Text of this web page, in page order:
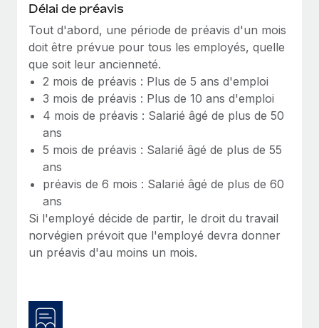
Création d’entité
Établissez des entités rapidement et en toute
conformité
Mobilité et déménagement international
Organisez facilement le déménagement de vos
employés
Avantages sociaux
Gérez facilement les avantages sociaux
Explorer le blog
BLOG
Mises à jour des produits de Remote :
Intégrations Gusto et Xero et Gestion des
freelances Plus
Remote a toujours pour mission d'aider les entreprises de
toute taille à embaucher, gérer et payer...
En savoir plus
Comment Phiture gère ses 55 employés
croissance mobile internationale, encourage les...
Délai de préavis
Tout d'abord, une période de préavis d'un mois
doit être prévue pour tous les employés, quelle
que soit leur ancienneté.
2 mois de préavis : Plus de 5 ans d'emploi
3 mois de préavis : Plus de 10 ans d'emploi
4 mois de préavis : Salarié âgé de plus de 50
ans
5 mois de préavis : Salarié âgé de plus de 55
ans
préavis de 6 mois : Salarié âgé de plus de 60
ans
Si l'employé décide de partir, le droit du travail
norvégien prévoit que l'employé devra donner
un préavis d'au moins un mois.